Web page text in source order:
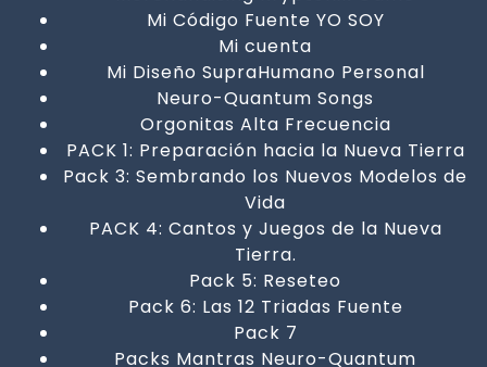
Mi Código Fuente YO SOY
Mi cuenta
Mi Diseño SupraHumano Personal
Neuro-Quantum Songs
Orgonitas Alta Frecuencia
PACK 1: Preparación hacia la Nueva Tierra
Pack 3: Sembrando los Nuevos Modelos de
Vida
PACK 4: Cantos y Juegos de la Nueva
Tierra.
Pack 5: Reseteo
Pack 6: Las 12 Triadas Fuente
Pack 7
Packs Mantras Neuro-Quantum